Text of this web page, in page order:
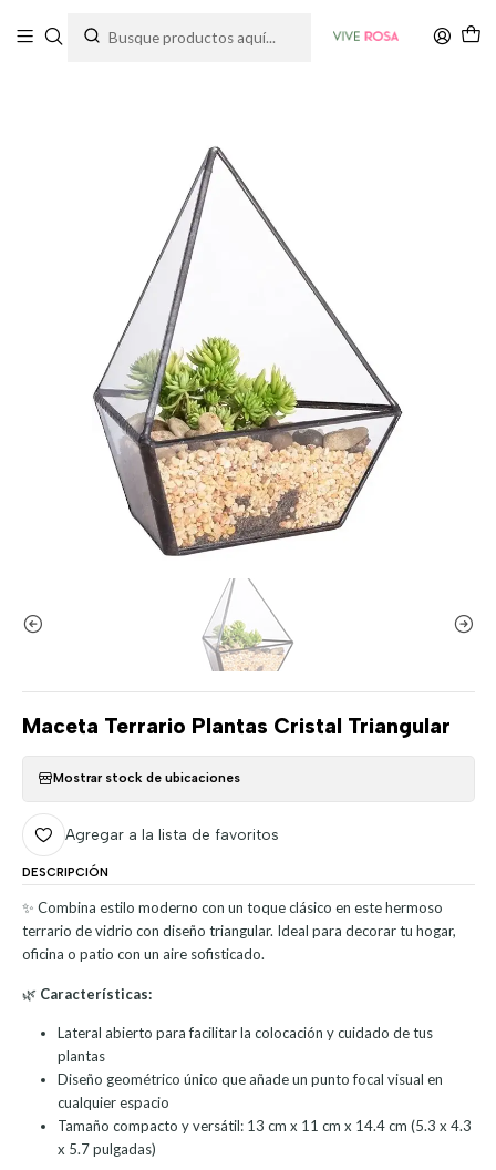
Maceta Terrario Plantas Cristal Triangular
Mostrar stock de ubicaciones
Agregar a la lista de favoritos
DESCRIPCIÓN
✨ Combina estilo moderno con un toque clásico en este hermoso
terrario de vidrio con diseño triangular. Ideal para decorar tu hogar,
oficina o patio con un aire sofisticado.
🌿 Características:
Lateral abierto para facilitar la colocación y cuidado de tus
plantas
Diseño geométrico único que añade un punto focal visual en
cualquier espacio
Tamaño compacto y versátil: 13 cm x 11 cm x 14.4 cm (5.3 x 4.3
x 5.7 pulgadas)